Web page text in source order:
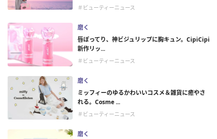
＃ビューティーニュース
磨く
唇ぽってり、神ビジュリップに胸キュン。CipiCipi
新作リッ...
＃ビューティーニュース
磨く
ミッフィーのゆるかわいいコスメ＆雑貨に癒やさ
れる。Cosme ...
＃ビューティーニュース
磨く